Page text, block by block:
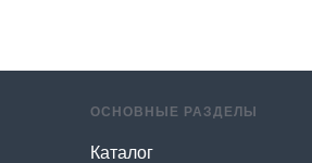
ОСНОВНЫЕ РАЗДЕЛЫ
Каталог